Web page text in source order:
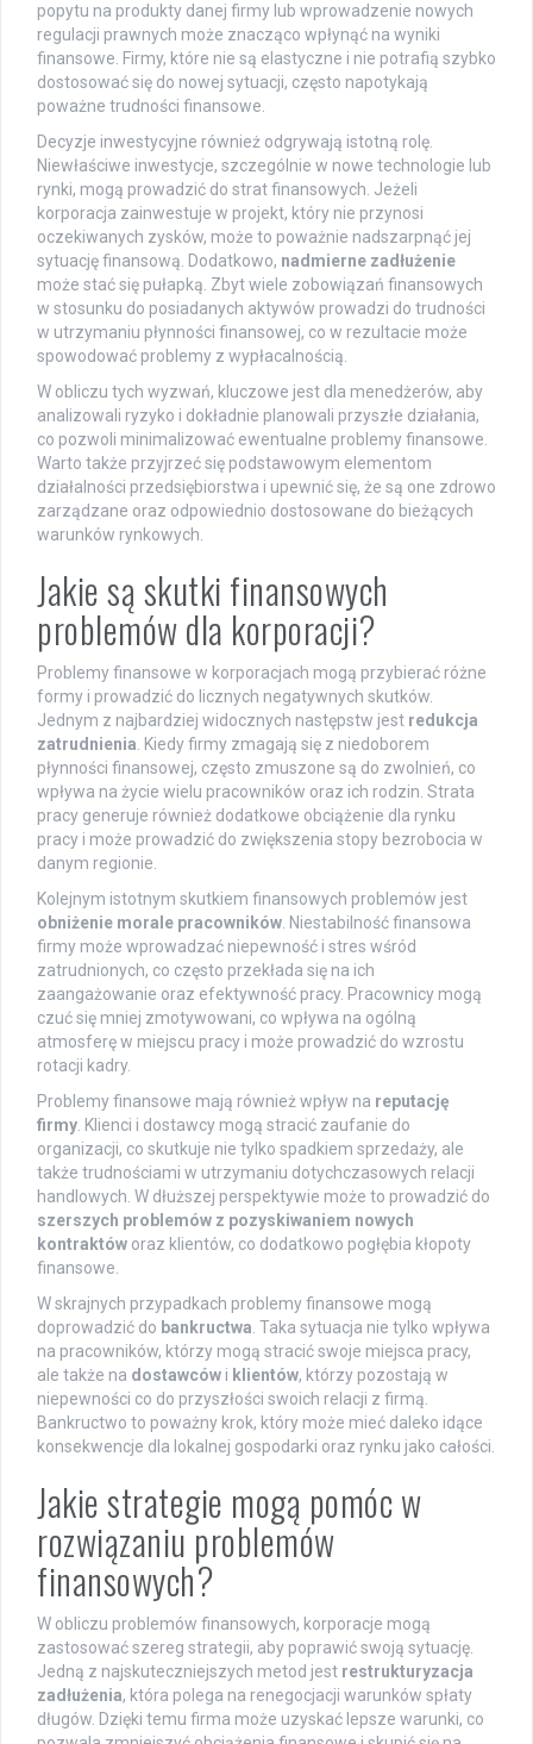
popytu na produkty danej firmy lub wprowadzenie nowych
regulacji prawnych może znacząco wpłynąć na wyniki
finansowe. Firmy, które nie są elastyczne i nie potrafią szybko
dostosować się do nowej sytuacji, często napotykają
poważne trudności finansowe.
Decyzje inwestycyjne również odgrywają istotną rolę.
Niewłaściwe inwestycje, szczególnie w nowe technologie lub
rynki, mogą prowadzić do strat finansowych. Jeżeli
korporacja zainwestuje w projekt, który nie przynosi
oczekiwanych zysków, może to poważnie nadszarpnąć jej
sytuację finansową. Dodatkowo, nadmierne zadłużenie
może stać się pułapką. Zbyt wiele zobowiązań finansowych
w stosunku do posiadanych aktywów prowadzi do trudności
w utrzymaniu płynności finansowej, co w rezultacie może
spowodować problemy z wypłacalnością.
W obliczu tych wyzwań, kluczowe jest dla menedżerów, aby
analizowali ryzyko i dokładnie planowali przyszłe działania,
co pozwoli minimalizować ewentualne problemy finansowe.
Warto także przyjrzeć się podstawowym elementom
działalności przedsiębiorstwa i upewnić się, że są one zdrowo
zarządzane oraz odpowiednio dostosowane do bieżących
warunków rynkowych.
Jakie są skutki finansowych
problemów dla korporacji?
Problemy finansowe w korporacjach mogą przybierać różne
formy i prowadzić do licznych negatywnych skutków.
Jednym z najbardziej widocznych następstw jest redukcja
zatrudnienia. Kiedy firmy zmagają się z niedoborem
płynności finansowej, często zmuszone są do zwolnień, co
wpływa na życie wielu pracowników oraz ich rodzin. Strata
pracy generuje również dodatkowe obciążenie dla rynku
pracy i może prowadzić do zwiększenia stopy bezrobocia w
danym regionie.
Kolejnym istotnym skutkiem finansowych problemów jest
obniżenie morale pracowników. Niestabilność finansowa
firmy może wprowadzać niepewność i stres wśród
zatrudnionych, co często przekłada się na ich
zaangażowanie oraz efektywność pracy. Pracownicy mogą
czuć się mniej zmotywowani, co wpływa na ogólną
atmosferę w miejscu pracy i może prowadzić do wzrostu
rotacji kadry.
Problemy finansowe mają również wpływ na reputację
firmy. Klienci i dostawcy mogą stracić zaufanie do
organizacji, co skutkuje nie tylko spadkiem sprzedaży, ale
także trudnościami w utrzymaniu dotychczasowych relacji
handlowych. W dłuższej perspektywie może to prowadzić do
szerszych problemów z pozyskiwaniem nowych
kontraktów oraz klientów, co dodatkowo pogłębia kłopoty
finansowe.
W skrajnych przypadkach problemy finansowe mogą
doprowadzić do bankructwa. Taka sytuacja nie tylko wpływa
na pracowników, którzy mogą stracić swoje miejsca pracy,
ale także na dostawców i klientów, którzy pozostają w
niepewności co do przyszłości swoich relacji z firmą.
Bankructwo to poważny krok, który może mieć daleko idące
konsekwencje dla lokalnej gospodarki oraz rynku jako całości.
Jakie strategie mogą pomóc w
rozwiązaniu problemów
finansowych?
W obliczu problemów finansowych, korporacje mogą
zastosować szereg strategii, aby poprawić swoją sytuację.
Jedną z najskuteczniejszych metod jest restrukturyzacja
zadłużenia, która polega na renegocjacji warunków spłaty
długów. Dzięki temu firma może uzyskać lepsze warunki, co